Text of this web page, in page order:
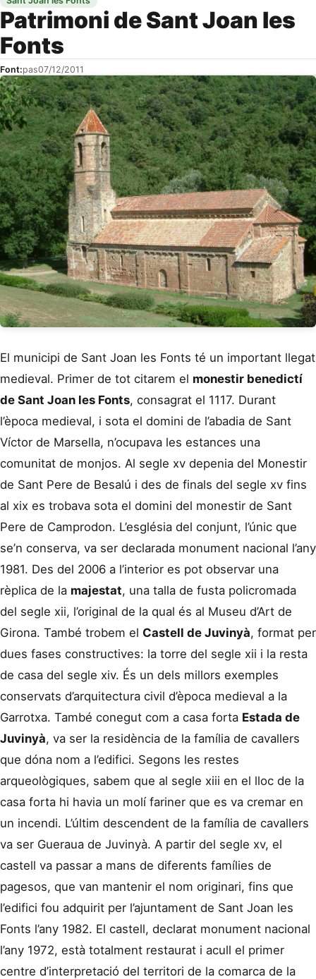
Patrimoni de Sant Joan les
Fonts
Font:pas07/12/2011
El municipi de Sant Joan les Fonts té un important llegat
medieval. Primer de tot citarem el monestir benedictí
de Sant Joan les Fonts, consagrat el 1117. Durant
l’època medieval, i sota el domini de l’abadia de Sant
Víctor de Marsella, n’ocupava les estances una
comunitat de monjos. Al segle xv depenia del Monestir
de Sant Pere de Besalú i des de finals del segle xv fins
al xix es trobava sota el domini del monestir de Sant
Pere de Camprodon. L’església del conjunt, l’únic que
se’n conserva, va ser declarada monument nacional l’any
1981. Des del 2006 a l’interior es pot observar una
rèplica de la majestat, una talla de fusta policromada
del segle xii, l’original de la qual és al Museu d’Art de
Girona. També trobem el Castell de Juvinyà, format per
dues fases constructives: la torre del segle xii i la resta
de casa del segle xiv. És un dels millors exemples
conservats d’arquitectura civil d’època medieval a la
Garrotxa. També conegut com a casa forta Estada de
Juvinyà, va ser la residència de la família de cavallers
que dóna nom a l’edifici. Segons les restes
arqueològiques, sabem que al segle xiii en el lloc de la
casa forta hi havia un molí fariner que es va cremar en
un incendi. L’últim descendent de la família de cavallers
va ser Gueraua de Juvinyà. A partir del segle xv, el
castell va passar a mans de diferents famílies de
pagesos, que van mantenir el nom originari, fins que
l’edifici fou adquirit per l’ajuntament de Sant Joan les
Fonts l’any 1982. El castell, declarat monument nacional
l’any 1972, està totalment restaurat i acull el primer
centre d’interpretació del territori de la comarca de la